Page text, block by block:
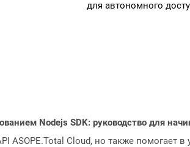
для автономного
Nodejs SDK: руководство для
ASOPE.Total Cloud, но также помогает